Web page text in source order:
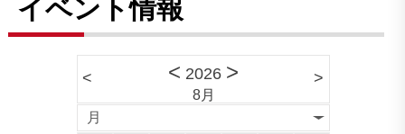
< < 2026 >
8月
>
月